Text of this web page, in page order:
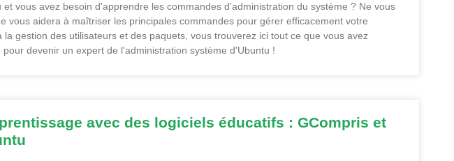
et vous avez besoin d'apprendre les commandes d'administration du système ? Ne vous
vous aidera à maîtriser les principales commandes pour gérer efficacement votre
la gestion des utilisateurs et des paquets, vous trouverez ici tout ce que vous avez
devenir un expert de l'administration système d'Ubuntu !
avec des logiciels éducatifs : GCompris et